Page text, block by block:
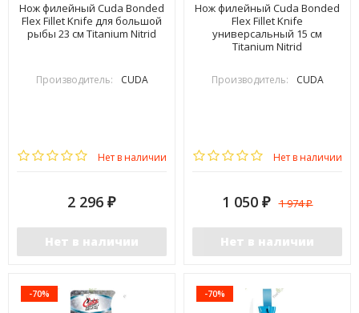
Нож филейный Cuda Bonded
Flex Fillet Knife для большой
рыбы 23 см Titanium Nitrid
Производитель: CUDA
Нет в наличии
2 296 ₽
Нет в наличии
Нож филейный Cuda Bonded
Flex Fillet Knife
универсальный 15 см
Titanium Nitrid
Производитель: CUDA
Нет в наличии
1 050 ₽ 1 974₽
Нет в наличии
-70% -70%